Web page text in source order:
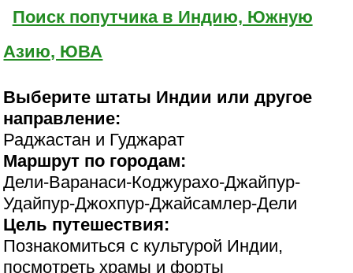
Поиск попутчика в Индию, Южную
Азию, ЮВА
Выберите штаты Индии или другое
направление:
Раджастан и Гуджарат
Маршрут по городам:
Дели-Варанаси-Коджурахо-Джайпур-
Удайпур-Джохпур-Джайсамлер-Дели
Цель путешествия:
Познакомиться с культурой Индии,
посмотреть храмы и форты